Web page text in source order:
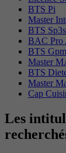
BTS Pi
Master
BTS Sp3s
BAC Pro
BTS
Master
BTS
Master
Cap
Les